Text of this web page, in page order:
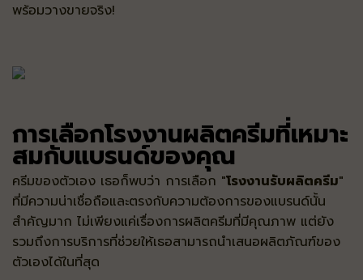
พร้อมวางขายจริง!
การเลือกโรงงานผลิตครีมที่เหมาะ
สมกับแบรนด์ของคุณ
ครีมของตัวเอง เธอก็พบว่า การเลือก "โรงงานรับผลิตครีม"
ที่มีความน่าเชื่อถือและตรงกับความต้องการของแบรนด์นั้น
สำคัญมาก ไม่เพียงแค่เรื่องการผลิตครีมที่มีคุณภาพ แต่ยัง
รวมถึงการบริการที่ช่วยให้เธอสามารถนำเสนอผลิตภัณฑ์ของ
ตัวเองได้ในที่สุด